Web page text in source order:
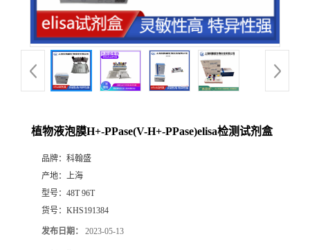
植物液泡膜H+-PPase(V-H+-PPase)elisa检测试剂盒
品牌： 科翰盛
产地： 上海
型号： 48T 96T
货号： KHS191384
发布日期： 2023-05-13